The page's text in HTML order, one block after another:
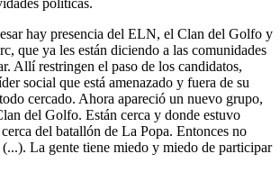
hay presencia del ELN, el Clan del Golfo y
que ya les están diciendo a las comunidades
Allí restringen el paso de los candidatos,
social que está amenazado y fuera de su
cercado. Ahora apareció un nuevo grupo,
del Golfo. Están cerca y donde estuvo
del batallón de La Popa. Entonces no
(...). La gente tiene miedo y miedo de participar